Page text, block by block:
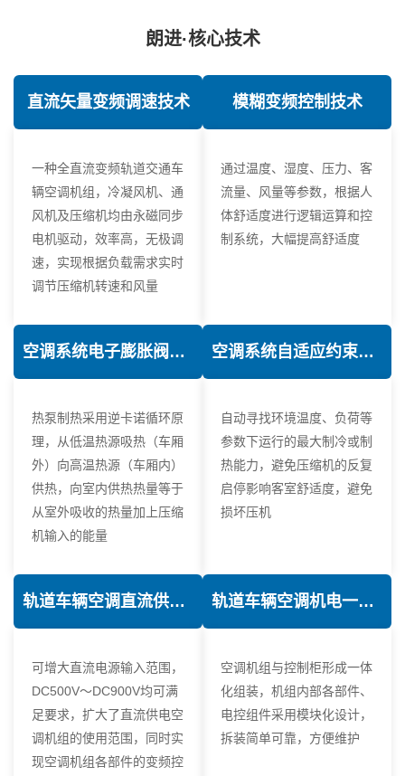
朗进·核心技术
直流矢量变频调速技术
一种全直流变频轨道交通车
辆空调机组，冷凝风机、通
风机及压缩机均由永磁同步
电机驱动，效率高，无极调
速，实现根据负载需求实时
调节压缩机转速和风量
模糊变频控制技术
通过温度、湿度、压力、客
流量、风量等参数，根据人
体舒适度进行逻辑运算和控
制系统，大幅提高舒适度
空调系统电子膨胀阀热力学优化技术
热泵制热采用逆卡诺循环原
理，从低温热源吸热（车厢
外）向高温热源（车厢内）
供热，向室内供热热量等于
从室外吸收的热量加上压缩
机输入的能量
空调系统自适应约束控制技术
自动寻找环境温度、负荷等
参数下运行的最大制冷或制
热能力，避免压缩机的反复
启停影响客室舒适度，避免
损坏压机
轨道车辆空调直流供电技术
可增大直流电源输入范围，
DC500V～DC900V均可满
足要求，扩大了直流供电空
调机组的使用范围，同时实
现空调机组各部件的变频控
轨道车辆空调机电一体化技术
空调机组与控制柜形成一体
化组装，机组内部各部件、
电控组件采用模块化设计，
拆装简单可靠，方便维护